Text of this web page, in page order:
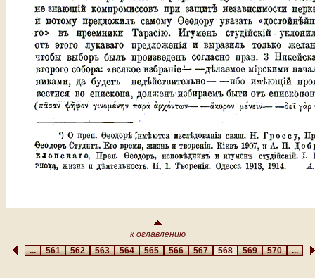
к оглавлению
...561562563564565566567 568 569570...